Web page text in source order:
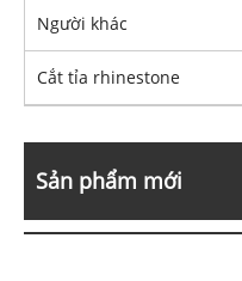
Người khác
Cắt tỉa rhinestone
Sản phẩm mới